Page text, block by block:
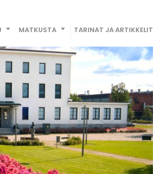
MATKUSTA TARINAT JA ARTIKKELIT